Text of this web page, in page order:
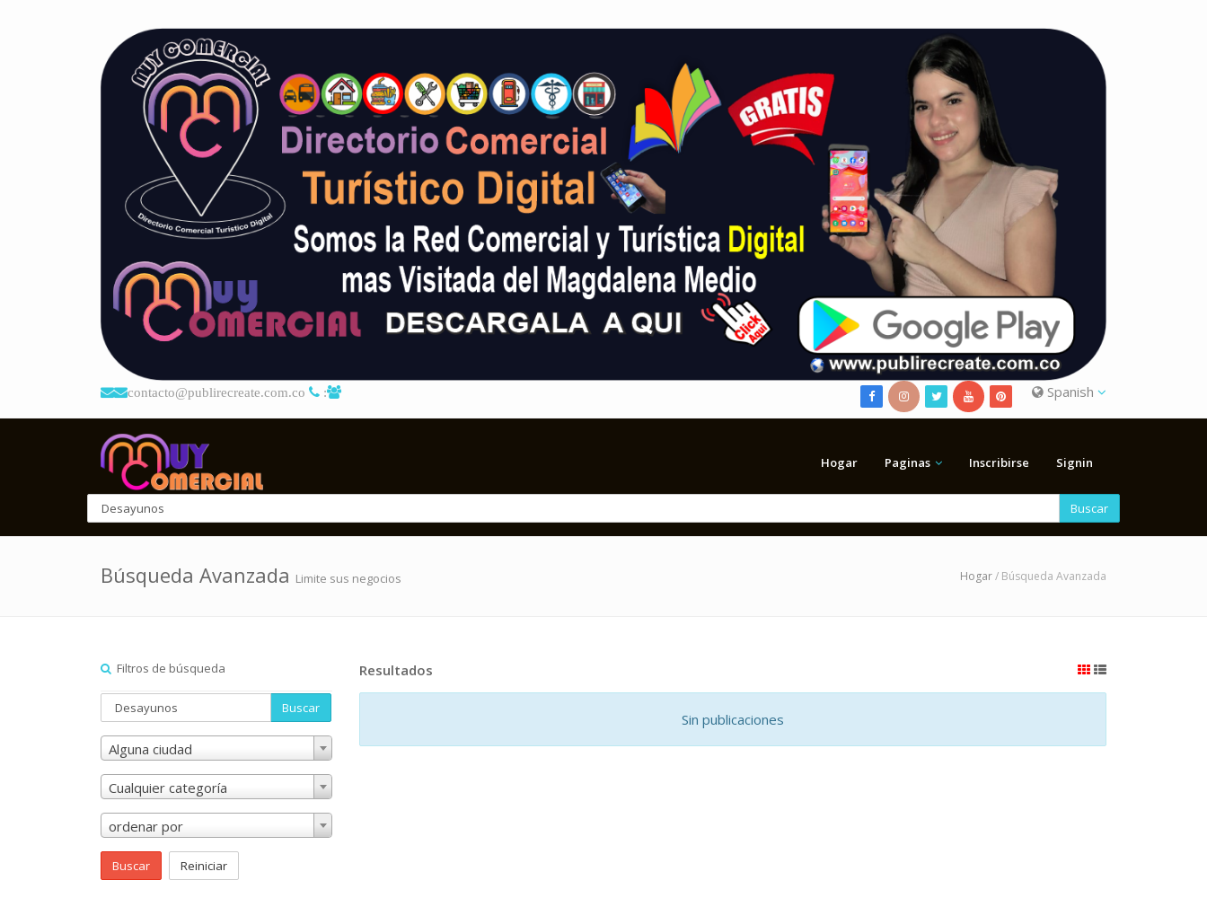
contacto@publirecreate.com.co : Spanish
Hogar Paginas Inscribirse Signin
Buscar
Búsqueda Avanzada Limite sus negocios Hogar/ Búsqueda Avanzada
Filtros de búsqueda
Buscar
Alguna ciudad
Cualquier categoría
ordenar por
Buscar Reiniciar
Resultados
Sin publicaciones